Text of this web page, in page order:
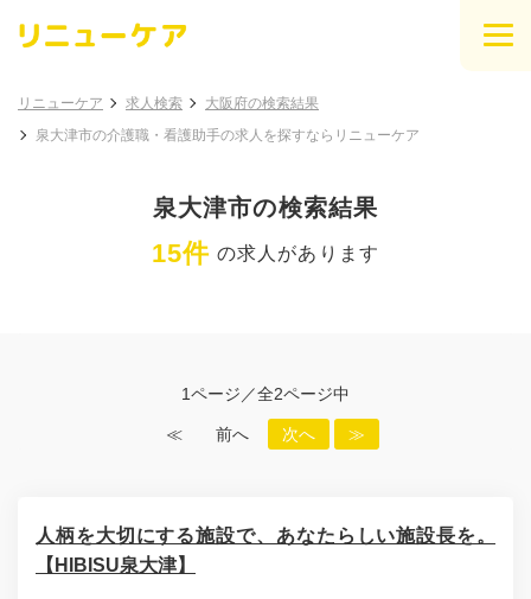
リニューケア 求人検索
大阪府の検索結果
泉大津市の介護職・看護助手の求人を探すならリニューケア
泉大津市の検索結果
15件 の求人があります
1ページ／全2ページ中
≪ 前へ 次へ ≫
人柄を大切にする施設で、あなたらしい施設長を。
【HIBISU泉大津】